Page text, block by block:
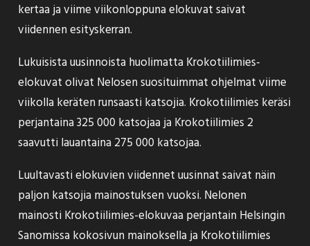
kertaa ja viime viikonloppuna elokuvat saivat
viidennen esityskerran.
Lukuisista uusinnoista huolimatta Krokotiilimies-
elokuvat olivat Nelosensuosituimmatohjelmat viime
viikolla keräten runsaasti katsojia. Krokotiilimies keräsi
perjantaina 325 000 katsojaa ja Krokotiilimies 2
saavutti lauantaina 275 000 katsojaa.
Luultavasti elokuvien viidennet uusinnat saivat näin
paljon katsojia mainostuksen vuoksi. Nelonen
mainosti Krokotiilimies-elokuvaa perjantain Helsingin
Sanomissa kokosivun mainoksella ja Krokotiilimies